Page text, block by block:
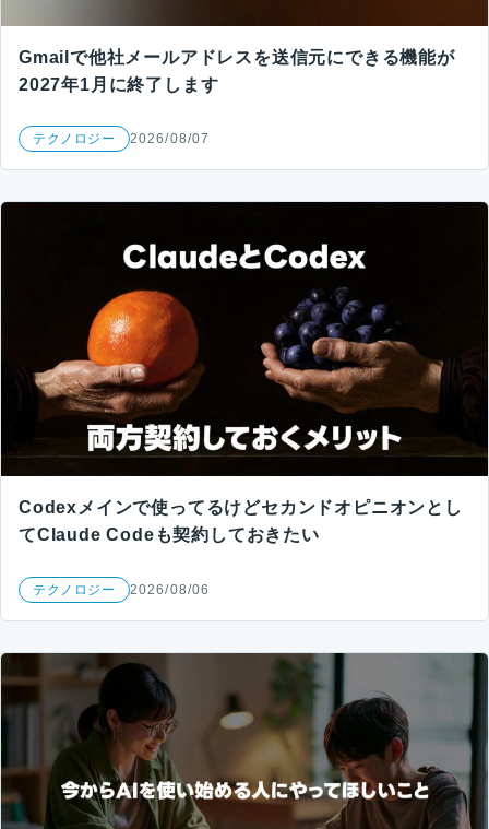
Gmailで他社メールアドレスを送信元にできる機能が
2027年1月に終了します
テクノロジー 2026/08/07
Codexメインで使ってるけどセカンドオピニオンとし
てClaude Codeも契約しておきたい
テクノロジー 2026/08/06